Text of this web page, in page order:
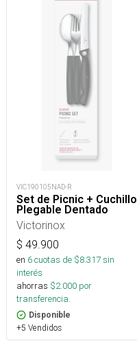
VIC190105NAD-R
Set de Picnic + Cuchillo
Plegable Dentado
Victorinox
$ 49.900
en 6cuotas de $8.317sin
interés
ahorras $2.000 por
transferencia.
Disponible
+5 Vendidos